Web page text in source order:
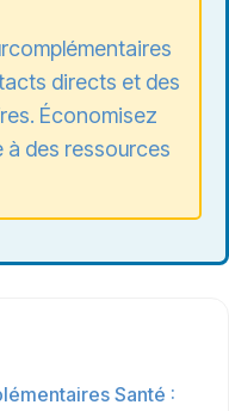
directs et des
Économisez
à des ressources
Santé :